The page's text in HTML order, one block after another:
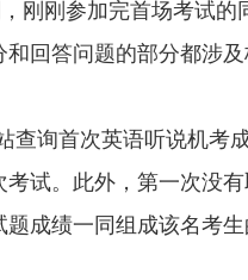
刚参加完首场考试的
回答问题的部分都涉
首次英语听说机考
试。此外，第一次没
成绩一同组成该名考生